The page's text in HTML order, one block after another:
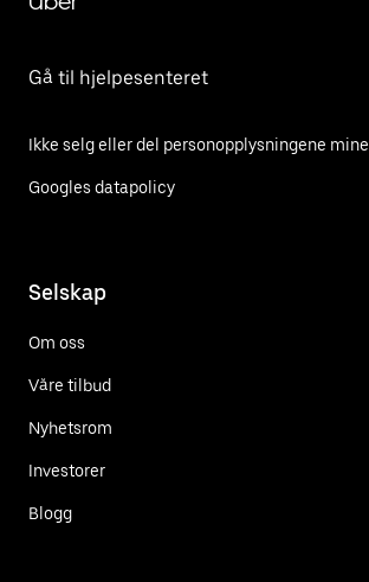
Gå til hjelpesenteret
Ikke selg eller del personopplysningene mine
Googles datapolicy
Selskap
Om oss
Våre tilbud
Nyhetsrom
Investorer
Blogg